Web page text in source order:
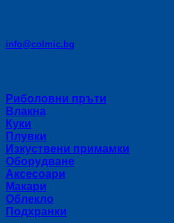
info@colmic.bg
Риболовни пръти
Влакна
Куки
Плувки
Изкуствени примамки
Оборудване
Аксесоари
Макари
Облекло
Подхранки